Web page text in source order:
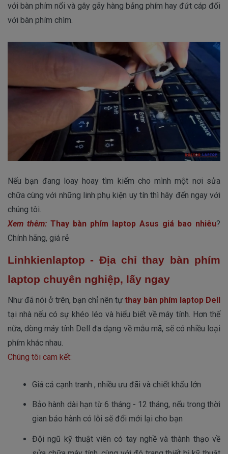
với bàn phím nổi và gây gãy hàng bảng phím hay đứt cáp đối
với bàn phím chìm.
Nếu bạn đang loay hoay tìm kiếm cho mình một nơi sửa
chữa cùng với những linh phụ kiện uy tín thì hãy đến ngay với
chúng tôi.
Xem thêm: Thay bàn phím laptop Asus giá bao nhiêu?
Chính hãng, giá rẻ
Linhkienlaptop - Địa chỉ thay bàn phím
laptop chuyên nghiệp, lấy ngay
Như đã nói ở trên, bạn chỉ nên tự thay bàn phím laptop Dell
tại nhà nếu có sự khéo léo và hiểu biết về máy tính. Hơn thế
nữa, dòng máy tính Dell đa dạng về mẫu mã, sẽ có nhiều loại
phím khác nhau.
Chúng tôi cam kết:
Giá cả cạnh tranh , nhiều ưu đãi và chiết khấu lớn
Bảo hành dài hạn từ 6 tháng - 12 tháng, nếu trong thời
gian bảo hành có lỗi sẽ đổi mới lại cho bạn
Đội ngũ kỹ thuật viên có tay nghề và thành thạo về